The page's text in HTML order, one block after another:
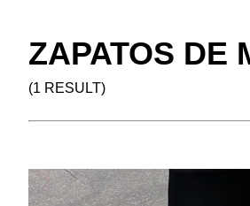
ZAPATOS DE
(1 RESULT)